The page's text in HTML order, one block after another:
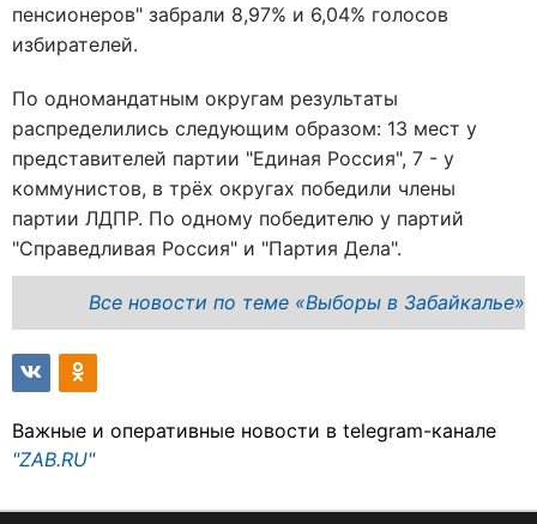
пенсионеров" забрали 8,97% и 6,04% голосов
избирателей.
По одномандатным округам результаты
распределились следующим образом: 13 мест у
представителей партии "Единая Россия", 7 - у
коммунистов, в трёх округах победили члены
партии ЛДПР. По одному победителю у партий
"Справедливая Россия" и "Партия Дела".
Все новости по теме «Выборы в Забайкалье»
Важные и оперативные новости в telegram-канале
"ZAB.RU"